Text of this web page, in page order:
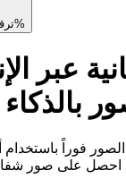
لفترة محدودة: خصم 20%
عبر
فوراً باستخدام
احصل على صور